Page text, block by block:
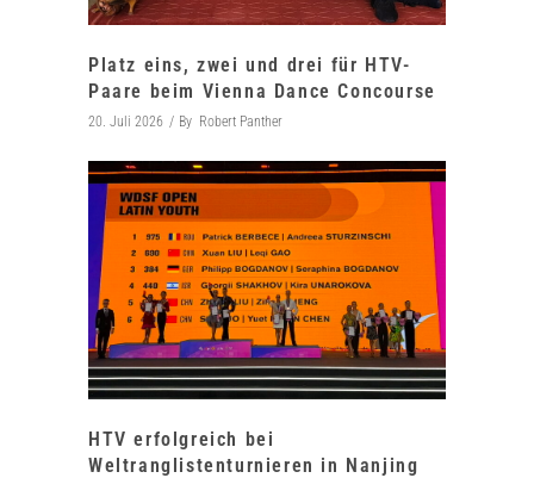
Platz eins, zwei und drei für HTV-
Paare beim Vienna Dance Concourse
20. Juli 2026 By Robert Panther
HTV erfolgreich bei
Weltranglistenturnieren in Nanjing